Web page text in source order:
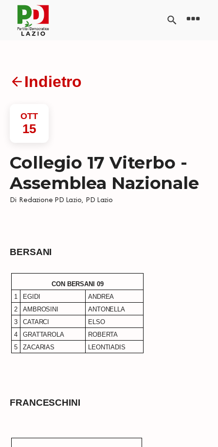
Indietro
OTT
15
Collegio 17 Viterbo -
Assemblea Nazionale
Di Redazione PD Lazio, PD Lazio
BERSANI
CON BERSANI 09
1
EGIDI
ANDREA
2
AMBROSINI
ANTONELLA
3
CATARCI
ELSO
4
GRATTAROLA
ROBERTA
5
ZACARIAS LEONTIADIS
FRANCESCHINI